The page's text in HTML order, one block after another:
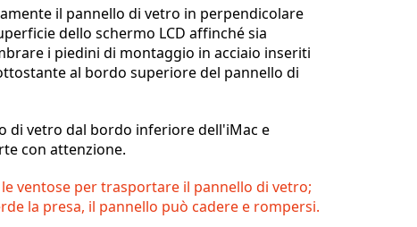
il pannello di vetro in perpendicolare
dello schermo LCD affinché sia
i piedini di montaggio in acciaio inseriti
al bordo superiore del pannello di
di vetro dal bordo inferiore dell'iMac e
con attenzione.
ventose per trasportare il pannello di vetro;
la presa, il pannello può cadere e rompersi.